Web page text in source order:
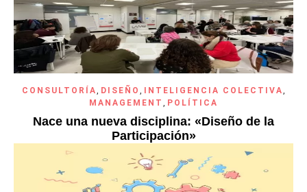
CONSULTORÍA DISEÑO INTELIGENCIA COLECTIVA
MANAGEMENT
POLÍTICA
Nace una nueva disciplina: «Diseño de la
Participación»